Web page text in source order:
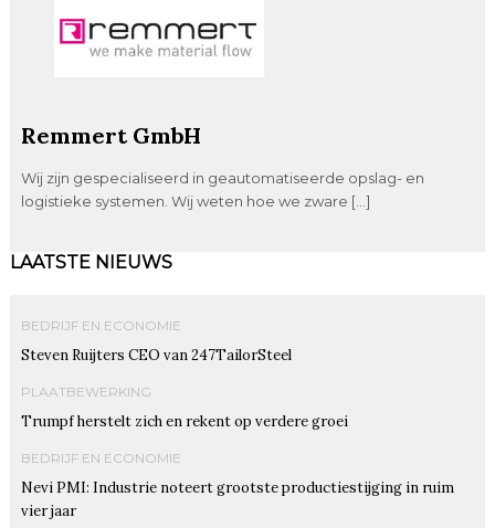
Remmert GmbH
Wij zijn gespecialiseerd in geautomatiseerde opslag- en
logistieke systemen. Wij weten hoe we zware […]
LAATSTE NIEUWS
BEDRIJF EN ECONOMIE
Steven Ruijters CEO van 247TailorSteel
PLAATBEWERKING
Trumpf herstelt zich en rekent op verdere groei
BEDRIJF EN ECONOMIE
Nevi PMI: Industrie noteert grootste productiestijging in ruim
vier jaar